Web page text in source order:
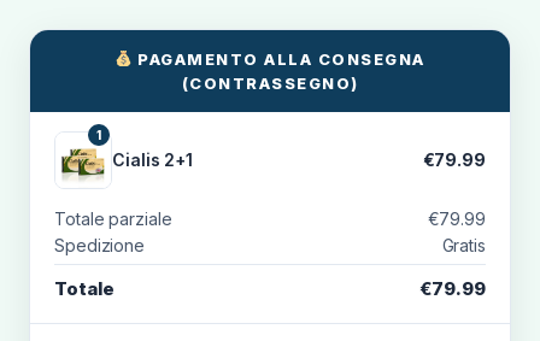
PAGAMENTO ALLA CONSEGNA
(CONTRASSEGNO)
1
Cialis 2+1 €79.99
Totale parziale
€79.99
Spedizione
Gratis
Totale €79.99